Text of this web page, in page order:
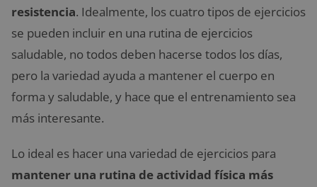
resistencia. Idealmente, los cuatro tipos de ejercicios
se pueden incluir en una rutina de ejercicios
saludable, no todos deben hacerse todos los días,
pero la variedad ayuda a mantener el cuerpo en
forma y saludable, y hace que el entrenamiento sea
más interesante.
Lo ideal es hacer una variedad de ejercicios para
mantener una rutina de actividad física más